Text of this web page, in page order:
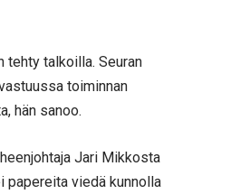
tehty talkoilla. Seuran
toiminnan
hän sanoo.
Jari Mikkosta
papereita viedä kunnolla